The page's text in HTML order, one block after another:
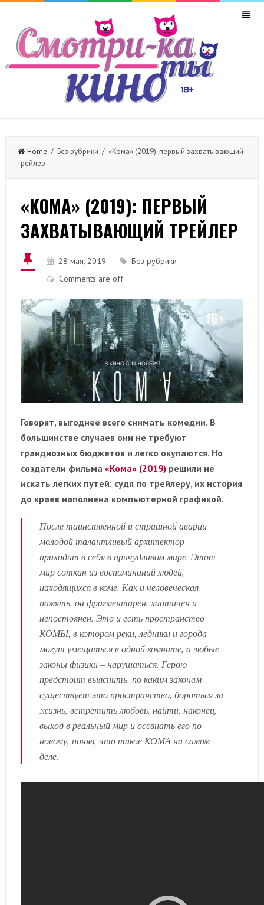
Home / Без рубрики / «Кома» (2019): первый захватывающий
трейлер
«КОМА» (2019): ПЕРВЫЙ
ЗАХВАТЫВАЮЩИЙ ТРЕЙЛЕР
28 мая, 2019
Без рубрики
Comments are off
Говорят, выгоднее всего снимать комедии. В
большинстве случаев они не требуют
грандиозных бюджетов и легко окупаются. Но
создатели фильма «Кома» (2019)решили не
искать легких путей: судя по трейлеру, их история
до краев наполнена компьютерной графикой.
После таинственной и страшной аварии
молодой талантливый архитектор
приходит в себя в причудливом мире. Этот
мир соткан из воспоминаний людей,
находящихся в коме. Как и человеческая
память, он фрагментарен, хаотичен и
непостоянен. Это и есть пространство
КОМЫ, в котором реки, ледники и города
могут умещаться в одной комнате, а любые
законы физики – нарушаться. Герою
предстоит выяснить, по каким законам
существует это пространство, бороться за
жизнь, встретить любовь, найти, наконец,
выход в реальный мир и осознать его по-
новому, поняв, что такое КОМА на самом
деле.